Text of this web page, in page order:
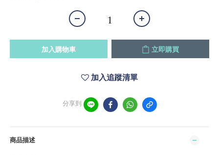
加入購物車 立即購買
加入追蹤清單
分享到
商品描述